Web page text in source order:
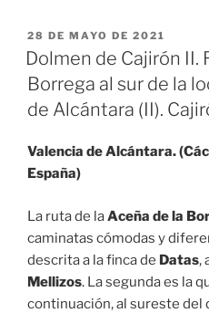
PUBLICADO
EL
28 DE MAYO DE 2021
Dolmen de Cajirón II.
Borrega al sur de la
de Alcántara (II).
Valencia de Alcántara.
España)
La ruta de laAceña de la
caminatas cómodas y
descrita a la finca de Datas,
Mellizos. La segunda es la
continuación, al sureste del